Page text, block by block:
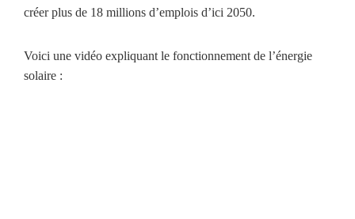
créer plus de 18 millions d’emplois d’ici 2050.
Voici une vidéo expliquant le fonctionnement de l’énergie
solaire :